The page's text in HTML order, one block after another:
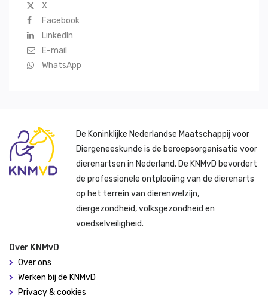
X
Facebook
LinkedIn
E-mail
WhatsApp
De Koninklijke Nederlandse Maatschappij voor
Diergeneeskunde is de beroepsorganisatie voor
dierenartsen in Nederland. De KNMvD bevordert
de professionele ontplooiing van de dierenarts
op het terrein van dierenwelzijn,
diergezondheid, volksgezondheid en
voedselveiligheid.
Over KNMvD
Over ons
Werken bij de KNMvD
Privacy & cookies